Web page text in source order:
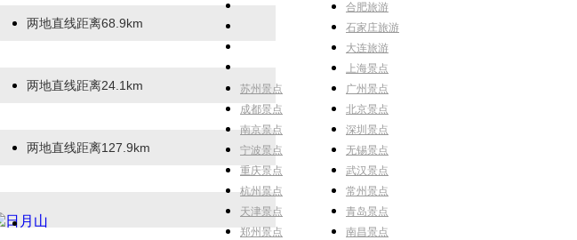
两地直线距离68.9km
两地直线距离24.1km
两地直线距离127.9km
合肥旅游
石家庄旅游
大连旅游
上海景点
苏州景点
广州景点
成都景点
北京景点
南京景点
深圳景点
宁波景点
无锡景点
重庆景点
武汉景点
杭州景点
常州景点
天津景点
青岛景点
郑州景点
南昌景点